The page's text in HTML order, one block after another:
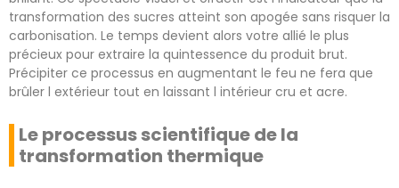
transformation des sucres atteint son apogée sans risquer la
carbonisation. Le temps devient alors votre allié le plus
précieux pour extraire la quintessence du produit brut.
Précipiter ce processus en augmentant le feu ne fera que
brûler l extérieur tout en laissant l intérieur cru et acre.
Le processus scientifique de la
transformation thermique